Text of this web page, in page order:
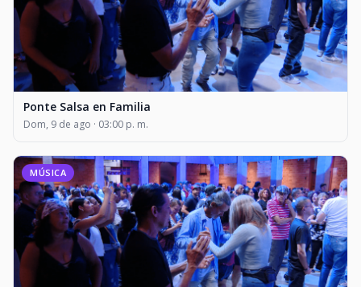
Ponte Salsa en Familia
Dom, 9 de ago · 03:00 p. m.
MÚSICA